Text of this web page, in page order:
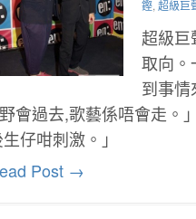
鏗, 超級巨
超級
取向。
到事
會過去,歌藝係唔會走。
仔咁刺激。」
Post →